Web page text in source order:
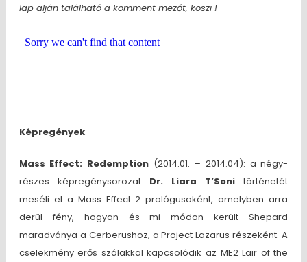
lap alján található a komment mezőt, köszi !
Képregények
Mass Effect: Redemption (2014.01. – 2014.04): a négy-
részes képregénysorozat Dr. Liara T’Soni történetét
meséli el a Mass Effect 2 prológusaként, amelyben arra
derül fény, hogyan és mi módon került Shepard
maradványa a Cerberushoz, a Project Lazarus részeként. A
cselekmény erős szálakkal kapcsolódik az ME2 Lair of the